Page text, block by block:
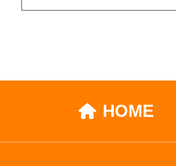
HOME